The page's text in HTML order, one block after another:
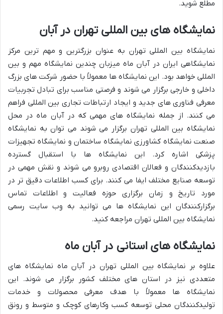
مطلع شوید.
نمایشگاه های بین المللی تهران در آبان
نمایشگاه بین المللی تهران به عنوان بزرگترین و مهم ترین مرکز
نمایشگاهی ایران در آبان ماه میزبان چندین نمایشگاه مهم و بین
المللی خواهد بود. این نمایشگاه ها معمولاً با حضور شرکت های بزرگ
داخلی و خارجی برگزار می شوند و فرصتی مناسب برای تبادل تجربیات
معرفی فناوری های جدید و ایجاد ارتباطات تجاری بین المللی فراهم
می کنند. از جمله نمایشگاه های مهمی که در آبان ماه در محل
نمایشگاه بین المللی تهران برگزار می شوند می توان به نمایشگاه
صنعت نمایشگاه کشاورزی نمایشگاه ساختمان و نمایشگاه تجهیزات
پزشکی اشاره کرد. این نمایشگاه ها با استقبال گسترده
بازدیدکنندگان و فعالان اقتصادی روبرو می شوند و نقش مهمی در
توسعه صنایع مختلف ایفا می کنند. برای کسب اطلاعات دقیق تر در
مورد تاریخ و زمان برگزاری حوزه فعالیت و اطلاعات تماس
برگزارکنندگان این نمایشگاه ها می توانید به وب سایت رسمی
نمایشگاه بین المللی تهران مراجعه کنید.
نمایشگاه های استانی در آبان ماه
علاوه بر نمایشگاه بین المللی تهران در آبان ماه نمایشگاه های
متعددی نیز در استان های مختلف کشور برگزار می شوند. این
نمایشگاه ها معمولاً با هدف معرفی محصولات و خدمات
تولیدکنندگان محلی توسعه کسب وکارهای کوچک و متوسط و رونق